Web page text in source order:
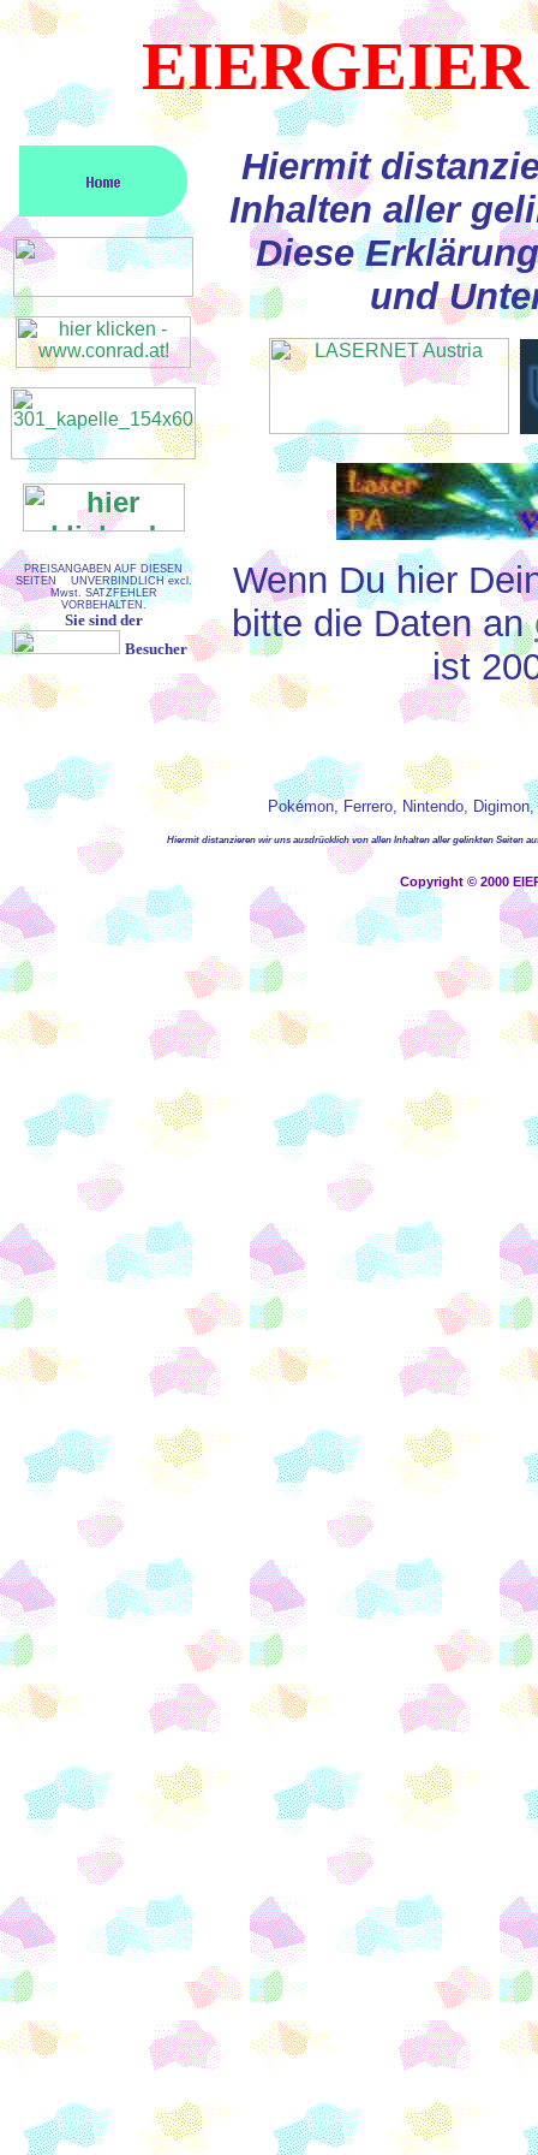
EIERGEIER
PREISANGABEN AUF DIESEN
SEITEN UNVERBINDLICH excl.
Mwst. SATZFEHLER
VORBEHALTEN.
Sie sind der
Besucher
Hiermit
Inhalten aller
Diese
und
Wenn Du hier
bitte die Daten an
ist
Pokémon, Ferrero, Nintendo,
Hiermit distanzieren wir uns ausdrücklich von allen Inhalten aller gelinkten Seiten
Copyright © 2000